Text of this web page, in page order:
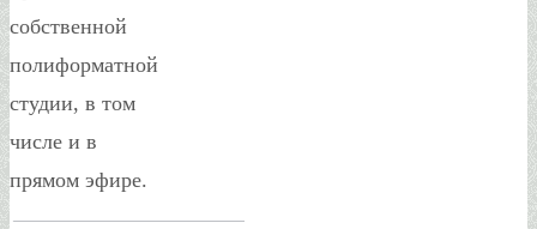
собственной
полиформатной
студии, в том
числе и в
прямом эфире.